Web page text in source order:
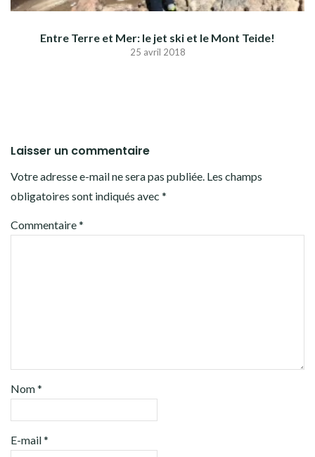
Entre Terre et Mer: le jet ski et le Mont Teide!
25 avril 2018
Laisser un commentaire
Votre adresse e-mail ne sera pas publiée. Les champs
obligatoires sont indiqués avec *
Commentaire*
Nom*
E-mail*